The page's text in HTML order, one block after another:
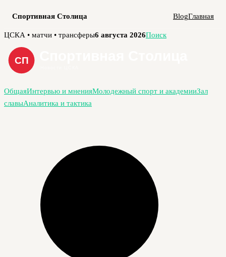
Спортивная Столица BlogГлавная
Перейти
содержимому
ЦСКА • матчи • трансферы6 августа 2026Поиск
ОбщаяИнтервью и мненияМолодежный спорт и академииЗал
славыАналитика и тактика